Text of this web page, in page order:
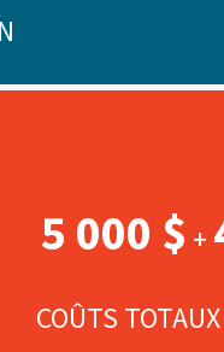
5 000 $ +
COÛTS